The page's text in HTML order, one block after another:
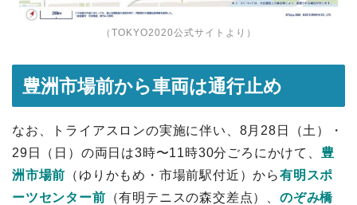
（ TOKYO2020公式サイト より）
豊洲市場前から車両は通行止め
なお、トライアスロンの実施に伴い、8月28日（土）・
29日（日）の両日は3時〜11時30分ごろにかけて、 豊
洲市場前 （ゆりかもめ・市場前駅付近）から有明スポ
ーツセンター前 （有明テニスの森交差点）、のぞみ橋